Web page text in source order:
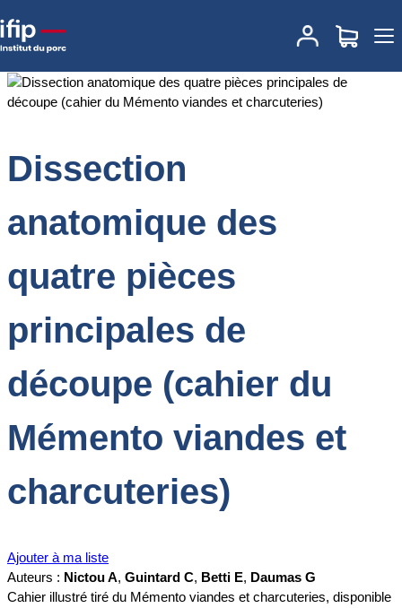
Accueil
Dissection anatomique des quatre pièces
principales de découpe (cahier du Mémento viandes et
Dissection
anatomique des
quatre pièces
principales de
découpe (cahier du
Mémento viandes et
charcuteries)
Ajouter à ma liste
Auteurs : Nictou A, Guintard C, Betti E, Daumas G
Cahier illustré tiré du Mémento viandes et charcuteries, disponible